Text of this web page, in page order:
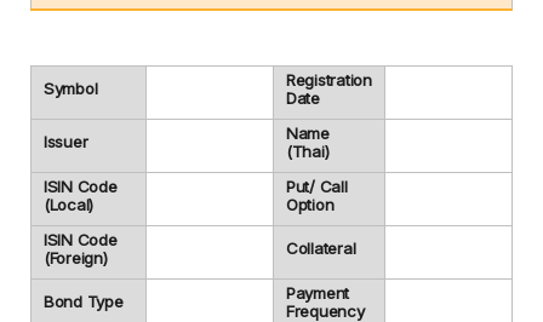
Symbol
Registration
Date
Issuer
Name
(Thai)
ISIN Code
(Local)
Put/ Call
Option
ISIN Code
(Foreign)
Collateral
Bond Type
Payment
Frequency